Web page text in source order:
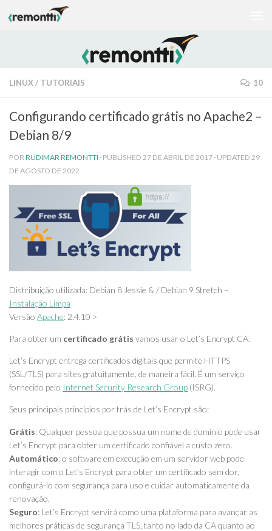
Skip to content
LINUX/ TUTORIAIS 10
Configurando certificado grátis no Apache2 –
Debian 8/9
POR RUDIMAR REMONTTI · PUBLISHED 27 DE ABRIL DE 2017 · UPDATED 29
DE AGOSTO DE 2022
Distribuição utilizada: Debian 8 Jessie & / Debian 9 Stretch –
Instalação Limpa
Versão Apache: 2.4.10 >
Para obter um certificado grátis vamos usar o Let’s Encrypt CA.
Let’s Encrypt entrega certificados digitais que permite HTTPS
(SSL/TLS) para sites gratuitamente, de maneira fácil. É um serviço
fornecido pelo Internet Security Research Group (ISRG).
Seus principais princípios por trás de Let’s Encrypt são:
Grátis: Qualquer pessoa que possua um nome de domínio pode usar
Let’s Encrypt para obter um certificado confiável a custo zero.
Automático: o software em execução em um servidor web pode
interagir com o Let’s Encrypt para obter um certificado sem dor,
configurá-lo com segurança para uso e cuidar automaticamente da
renovação.
Seguro: Let’s Encrypt servirá como uma plataforma para avançar as
melhores práticas de segurança TLS, tanto no lado da CA quanto ao